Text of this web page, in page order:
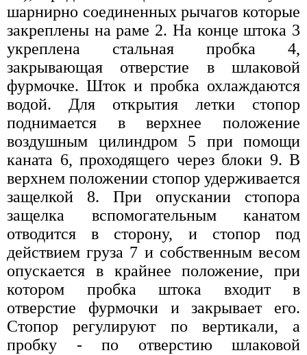
шарнирно соединенных рычагов которые
закреплены на раме 2. На конце штока 3
укреплена стальная пробка 4,
закрывающая отверстие в шлаковой
фурмочке. Шток и пробка охлаждаются
водой. Для открытия летки стопор
поднимается в верхнее положение
воздушным цилиндром 5 при помощи
каната 6, проходящего через блоки 9. В
верхнем положении стопор удерживается
защелкой 8. При опускании стопора
защелка вспомогательным канатом
отводится в сторону, и стопор под
действием груза 7 и собственным весом
опускается в крайнее положение, при
котором пробка штока входит в
отверстие фурмочки и закрывает его.
Стопор регулируют по вертикали, а
пробку - по отверстию шлаковой